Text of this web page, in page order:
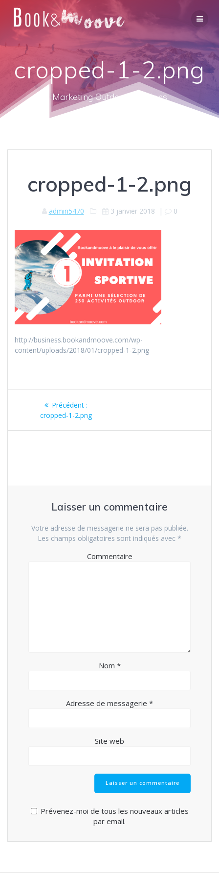
cropped-1-2.png
Marketing Outdoor Solutions
cropped-1-2.png
admin5470 3 janvier 2018 | 0
http://business.bookandmoove.com/wp-
content/uploads/2018/01/cropped-1-2.png
Navigation
Précédent :
précédent
cropped-1-2.png
Laisser un commentaire
Votre adresse de messagerie ne sera pas publiée.
Les champs obligatoires sont indiqués avec *
Commentaire
Nom *
Adresse de messagerie *
Site web
Prévenez-moi de tous les nouveaux articles
par email.